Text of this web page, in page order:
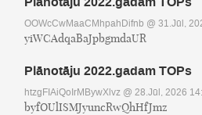
OOWcCwMaaCMhpahDifnb @ 31.Jūl,
yiWCAdqaBaJpbgmdaUR
Plānotāju 2022.gadam TOPs
htzgFIAiQoIrMBywXlvz @ 28.Jūl, 2026
byfOUlISMJyuncRwQhHfJmz